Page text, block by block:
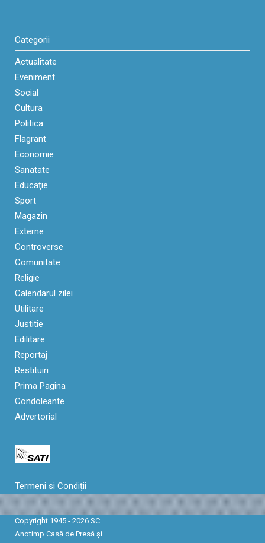
Categorii
Actualitate
Eveniment
Social
Cultura
Politica
Flagrant
Economie
Sanatate
Educaţie
Sport
Magazin
Externe
Controverse
Comunitate
Religie
Calendarul zilei
Utilitare
Justitie
Edilitare
Reportaj
Restituiri
Prima Pagina
Condoleante
Advertorial
Termeni si Condiții
Copyright 1945 - 2026 SC
Anotimp Casă de Presă şi